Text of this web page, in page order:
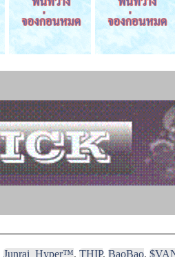
Junrai_Hyper™,THIP,BaoBao,